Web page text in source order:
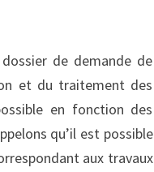
de demande de
et du traitement des
en fonction des
qu’il est possible
aux travaux